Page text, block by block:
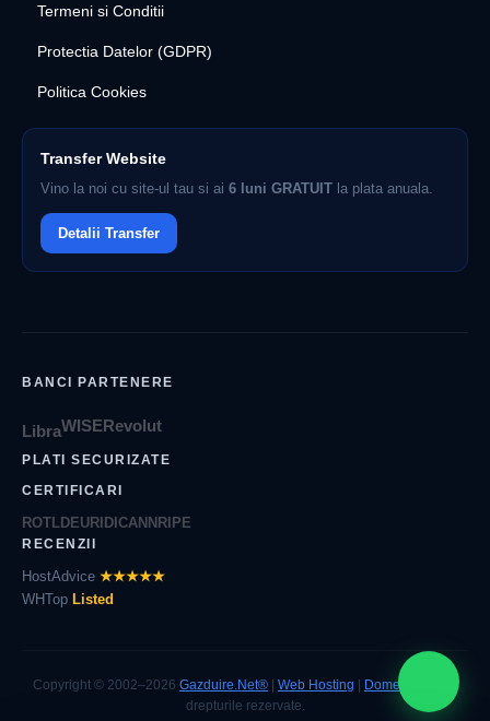
Termeni si Conditii
Protectia Datelor (GDPR)
Politica Cookies
Transfer Website
Vino la noi cu site-ul tau si ai 6 luni GRATUIT la plata anuala.
Detalii Transfer
BANCI PARTENERE
LibraWISERevolut
PLATI SECURIZATE
CERTIFICARI
ROTLDEURIDICANNRIPE
RECENZII
HostAdvice ★★★★★
WHTop Listed
Copyright © 2002–2026 Gazduire.Net® | Web Hosting | Domenii
drepturile rezervate.